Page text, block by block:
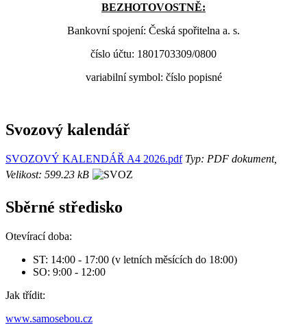
BEZHOTOVOSTNĚ:
Bankovní spojení: Česká spořitelna a. s.
číslo účtu: 1801703309/0800
variabilní symbol: číslo popisné
Svozový kalendář
SVOZOVÝ KALENDÁŘ A4 2026.pdfTyp: PDF dokument,
Velikost: 599.23 kB
Sběrné středisko
Otevírací doba:
ST: 14:00 - 17:00 (v letních měsících do 18:00)
SO: 9:00 - 12:00
Jak třídit:
www.samosebou.cz